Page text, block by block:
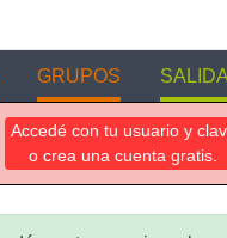
GRUPOS
Accedé con tu usuario y
o crea una cuenta gratis.